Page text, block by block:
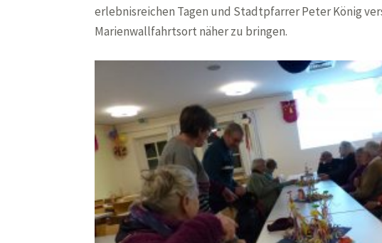
erlebnisreichen Tagen und Stadtpfarrer Peter König
Marienwallfahrtsort näher zu bringen.